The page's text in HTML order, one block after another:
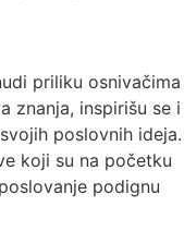
priliku osnivačima
znanja, inspirišu se i
poslovnih ideja.
koji su na početku
podignu